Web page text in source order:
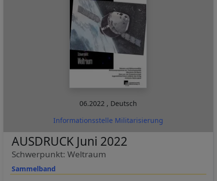
06.2022 , Deutsch
Informationsstelle Militarisierung
Sammelband
AUSDRUCK Juni 2022
Schwerpunkt: Weltraum